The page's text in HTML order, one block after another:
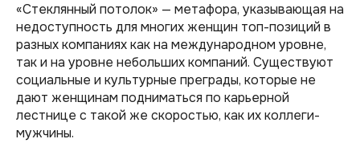
«Стеклянный потолок» — метафора, указывающая на
недоступность для многих женщин топ-позиций в
разных компаниях как на международном уровне,
так и на уровне небольших компаний. Существуют
социальные и культурные преграды, которые не
дают женщинам подниматься по карьерной
лестнице с такой же скоростью, как их коллеги-
мужчины.